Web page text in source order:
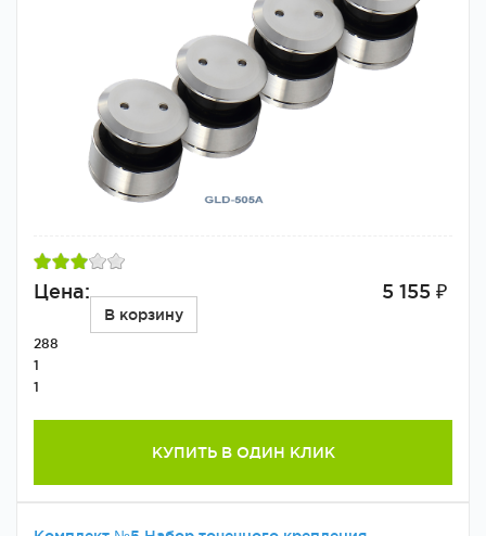
Цена: 5 155 ₽
В корзину
288
1
1
КУПИТЬ В ОДИН КЛИК